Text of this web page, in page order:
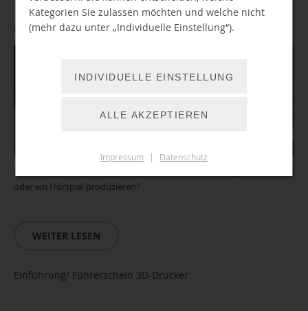
08.12.2026 10:00 Uhr
Sie wollten schon immer mal Geschichten aufnehmen, einen Podcast
oder ein Hörspiel produzieren?
WEITER LESEN
Einführung/ Führerschein 3D-Drucker
Kategorien Sie zulassen möchten und welche nicht
(mehr dazu unter „Individuelle Einstellung“).
INDIVIDUELLE EINSTELLUNG
ALLE AKZEPTIEREN
Impressum | Datenschutz